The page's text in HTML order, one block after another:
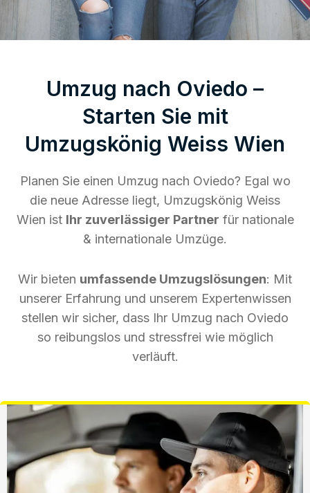
Umzug nach Oviedo –
Starten Sie mit
Umzugskönig Weiss Wien
Planen Sie einen Umzug nach Oviedo? Egal wo
die neue Adresse liegt, Umzugskönig Weiss
Wien ist Ihr zuverlässiger Partner für nationale
& internationale Umzüge.
Wir bieten umfassende Umzugslösungen: Mit
unserer Erfahrung und unserem Expertenwissen
stellen wir sicher, dass Ihr Umzug nach Oviedo
so reibungslos und stressfrei wie möglich
verläuft.